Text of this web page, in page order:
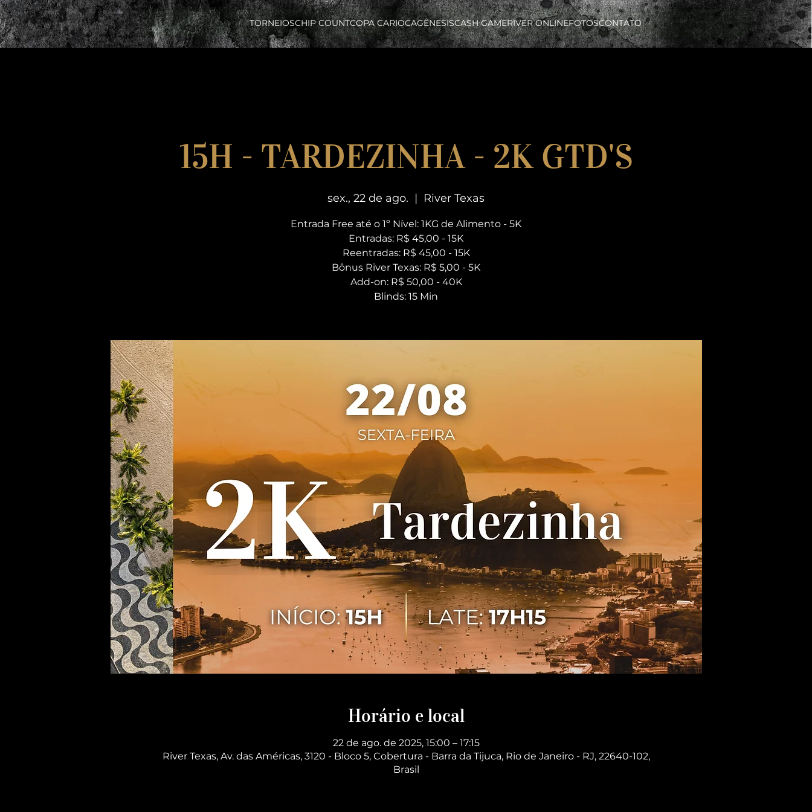
TORNEIOSCHIP COUNTCOPA CARIOCAGÊNESISCASH GAMERIVER ONLINEFOTOSCONTATO
15H - TARDEZINHA - 2K GTD'S
sex., 22 de ago.
  |
River Texas
Entrada Free até o 1º Nível: 1KG de Alimento - 5K
Entradas: R$ 45,00 - 15K
Reentradas: R$ 45,00 - 15K
Bônus River Texas: R$ 5,00 - 5K
Add-on: R$ 50,00 - 40K
Blinds: 15 Min
Horário e local
22 de ago. de 2025, 15:00 – 17:15
River Texas, Av. das Américas, 3120 - Bloco 5, Cobertura - Barra da Tijuca, Rio de Janeiro - RJ, 22640-102,
Brasil